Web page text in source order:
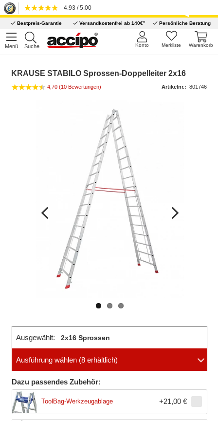
4.93 / 5.00
Bestpreis-Garantie Versandkostenfrei ab 140€* Persönliche Beratung
Menü Suche Warenkorb
Merkliste
Konto
KRAUSE STABILO Sprossen-Doppelleiter 2x16
4,70 (10 Bewertungen) Artikelnr.: 801746
Ausgewählt: 2x16 Sprossen
Ausführung wählen (8 erhältlich)
Dazu passendes Zubehör:
ToolBag-Werkzeugablage +21,00 €